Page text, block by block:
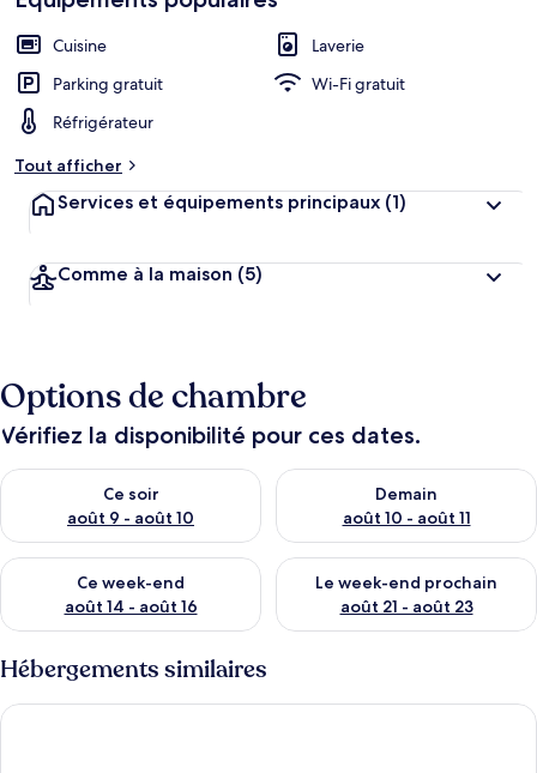
Cuisine
Laverie
Parking gratuit
Wi-Fi gratuit
Réfrigérateur
Tout afficher
Services et équipements principaux (1)
Comme à la maison (5)
Options de chambre
Vérifiez la disponibilité pour ces dates.
Ce soir
août 9 - août 10
Vérifier la disponibilité pour ce soir août 9 - août 10
Demain
août 10 - août 11
Vérifier la disponibilité pour
Ce week-end
août 14 - août 16
Vérifier la disponibilité pour ce week-end août 14 - août 16
Le week-end prochain
août 21 - août 23
Vérifier la disponibilité pour
Hébergements similaires
Premier Inn London St Pancras